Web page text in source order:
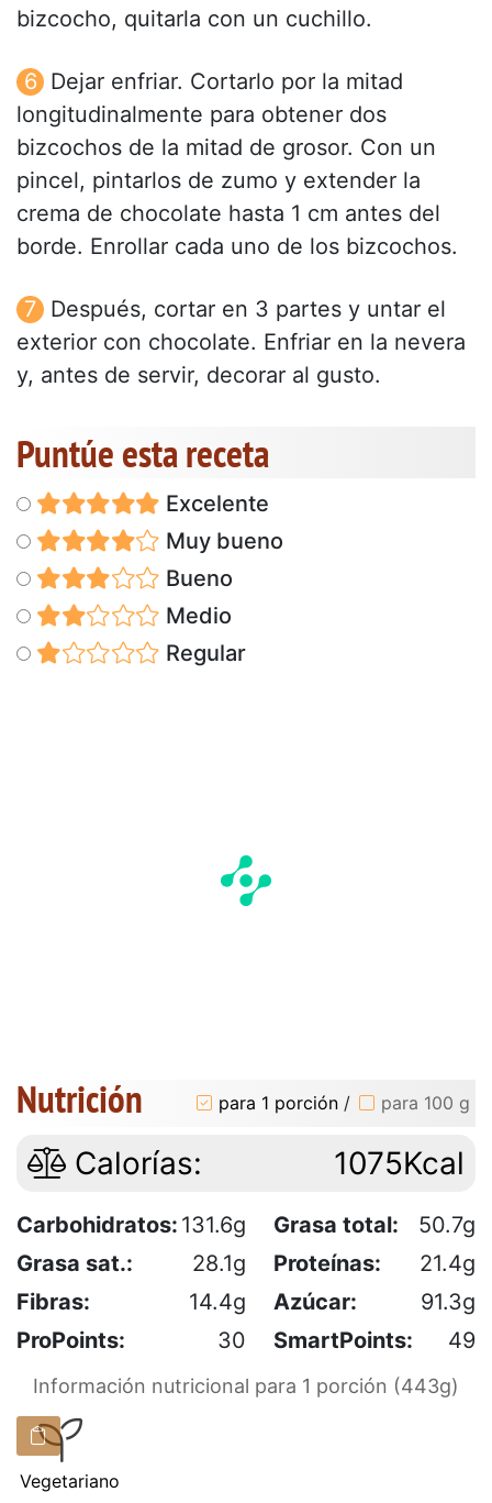
bizcocho, quitarla con un cuchillo.
Dejar enfriar. Cortarlo por la mitad
longitudinalmente para obtener dos
bizcochos de la mitad de grosor. Con un
pincel, pintarlos de zumo y extender la
crema de chocolate hasta 1 cm antes del
borde. Enrollar cada uno de los bizcochos.
Después, cortar en 3 partes y untar el
exterior con chocolate. Enfriar en la nevera
y, antes de servir, decorar al gusto.
Puntúe esta receta
Excelente
Muy bueno
Bueno
Medio
Regular
Nutrición para 1 porción / para 100 g
Calorías: 1075Kcal
Carbohidratos: 131.6g Grasa total:
50.7g
Grasa sat.:
28.1g Proteínas:
21.4g
Fibras:
14.4g Azúcar:
91.3g
ProPoints:
30 SmartPoints: 49
Información nutricional para 1 porción (443g)
Vegetariano